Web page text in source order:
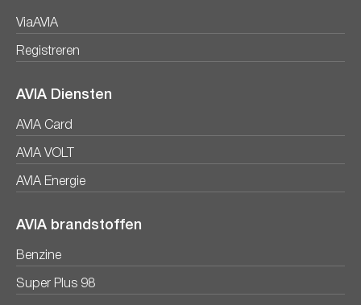
ViaAVIA
Registreren
AVIA Diensten
AVIA Card
AVIA VOLT
AVIA Energie
AVIA brandstoffen
Benzine
Super Plus 98